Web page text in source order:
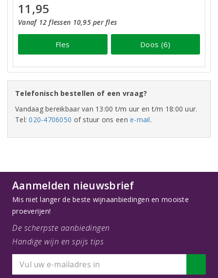
11,95
Vanaf 12 flessen 10,95 per fles
Fles Doos (6)
Telefonisch bestellen of een vraag?
Vandaag bereikbaar van 13:00 t/m uur en t/m 18:00 uur.
Tel:020-4706050 of stuur ons eene-mail.
Aanmelden nieuwsbrief
Mis niet langer de beste wijnaanbiedingen en mooiste
proeverijen!
De scherpste aanbiedingen
Handige wijn en spijs tips